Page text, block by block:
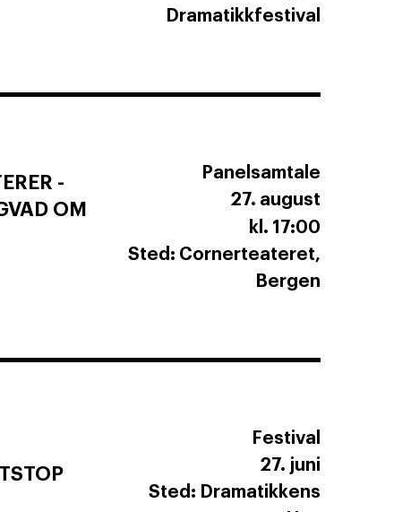
Dramatikkfestival
-
OM
Panelsamtale
27. august
kl. 17:00
Sted: Cornerteateret,
Bergen
Festival
27. juni
Sted: Dramatikkens